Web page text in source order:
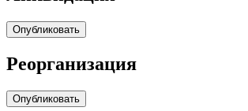
Опубликовать
Реорганизация
Опубликовать